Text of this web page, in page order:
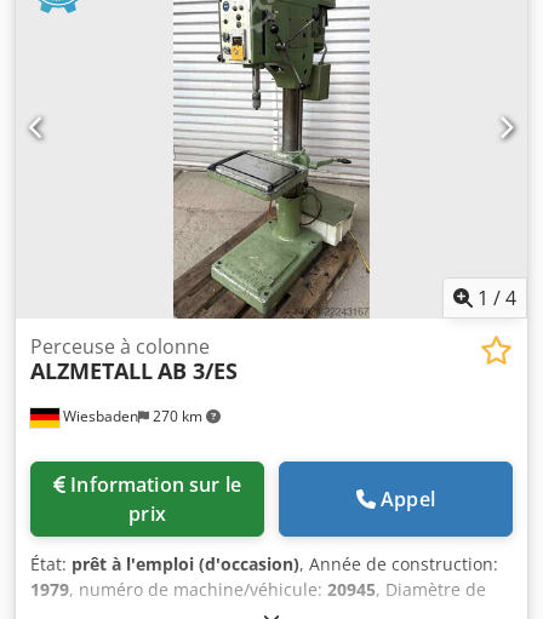
1 /4
Wiesbaden 270 km
Perceuse à colonne
ALZMETALLAB 3/ES
prix
Appel
État: prêt à l'emploi (d'occasion), Année de construction:
1979, numéro de machine/véhicule: 20945, Diamètre de